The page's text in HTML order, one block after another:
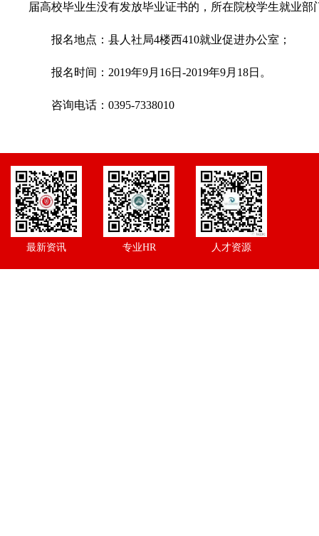
届高校毕业生没有发放毕业证书的，所在院校学生就业部
报名地点：县人社局4楼西410就业促进办公室；
报名时间：2019年9月16日-2019年9月18日。
咨询电话：0395-7338010
最新资讯 专业HR 人才资源